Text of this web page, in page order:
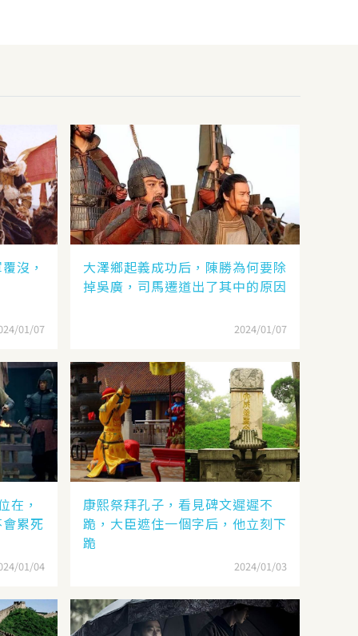
沒，
01/07
大澤鄉起義成功后，陳勝為何要除
掉吳廣，司馬遷道出了其中的原因
2024/01/07
在，
累死
01/04
康熙祭拜孔子，看見碑文遲遲不
跪，大臣遮住一個字后，他立刻下
跪
2024/01/03